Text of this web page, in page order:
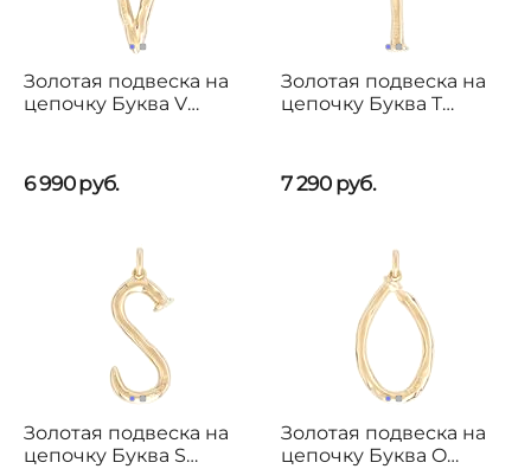
Золотая подвеска на
цепочку Буква V
6 990руб.
Золотая подвеска на
цепочку Буква T
7 290 руб.
Золотая подвеска на
цепочку Буква S
Золотая подвеска на
цепочку Буква O